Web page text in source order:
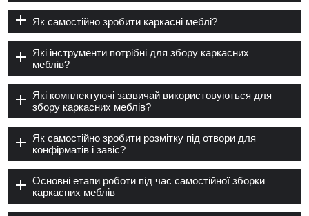
Як самостійно зробити каркасні меблі?
Які інструменти потрібні для збору каркасних
меблів?
Які комплектуючі зазвичай використовуються для
збору каркасних меблів?
Як самостійно зробити розмітку під отвори для
конфірматів і завіс?
Основні етапи роботи під час самостійної зборки
каркасних меблів